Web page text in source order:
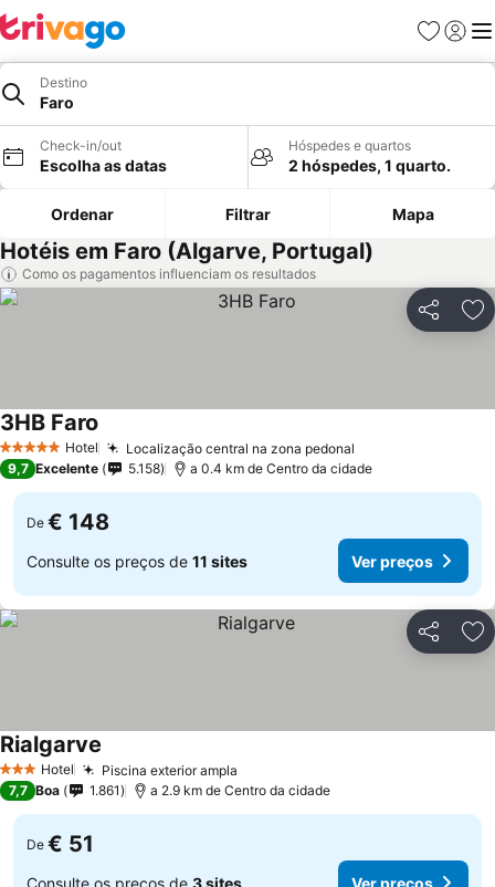
Favoritos
Iniciar
Destino
Faro
Check-in/out
Escolha as datas
Hóspedes e quartos
2 hóspedes, 1 quarto.
Ordenar Filtrar Mapa
Hotéis em Faro (Algarve, Portugal)
Como os pagamentos influenciam os resultados
Partilhar
5 Estrelas Hotel Localização central na zona pedonal
3HB Faro
9,7 Excelente 5.158 a 0.4 km de Centro da cidade
De € 148
Consulte os preços de 11 sites Ver preços
Partilhar
3 EstrelasHotel Piscina exterior ampla
Rialgarve
7,7 Boa 1.861 a 2.9 km de Centro da cidade
De € 51
Consulte os preços de 3 sites Ver preços